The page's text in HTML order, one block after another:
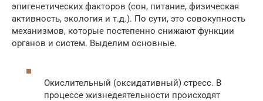
эпигенетических факторов (сон, питание, физическая
активность, экология и т.д.). По сути, это совокупность
механизмов, которые постепенно снижают функции
органов и систем. Выделим основные.
Окислительный (оксидативный) стресс. В
процессе жизнедеятельности происходят